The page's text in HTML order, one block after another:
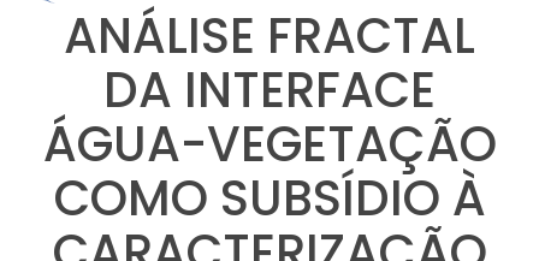
CONTEÚDO
ANÁLISE FRACTAL
DA INTERFACE
ÁGUA-VEGETAÇÃO
COMO SUBSÍDIO À